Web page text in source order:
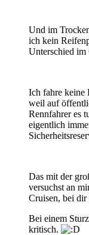
Und im
ich kein
Unterschied im
Ich fahre keine
weil auf
Rennfahrer es
eigentlich
Das mit der
versuchst an
Cruisen, bei dir
Bei einem
kritisch.